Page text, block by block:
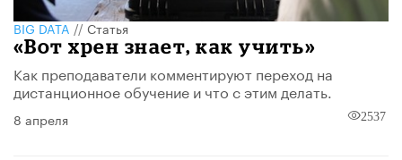
BIG DATA//Статья
«Вот хрен знает, как учить»
Как преподаватели комментируют переход на
дистанционное обучение и что с этим делать.
8 апреля 2537